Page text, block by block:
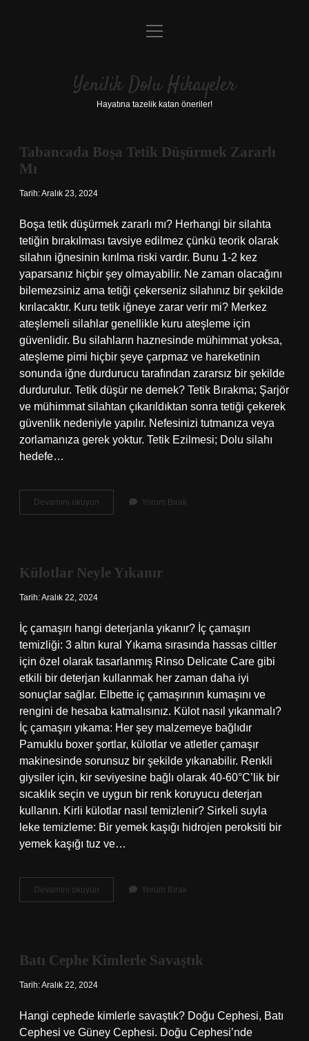
Anasayfa
Yasal Uyarı
menüyü
Yenilik Dolu Hikayeler
Hayatına tazelik katan öneriler!
Yenilik
Dolu
Hikayeler
Yazılar
Tabancada Boşa Tetik Düşürmek Zararlı
Mı
Tarih: Aralık 23, 2024
Boşa tetik düşürmek zararlı mı? Herhangi bir silahta
tetiğin bırakılması tavsiye edilmez çünkü teorik olarak
silahın iğnesinin kırılma riski vardır. Bunu 1-2 kez
yaparsanız hiçbir şey olmayabilir. Ne zaman olacağını
bilemezsiniz ama tetiği çekerseniz silahınız bir şekilde
kırılacaktır. Kuru tetik iğneye zarar verir mi? Merkez
ateşlemeli silahlar genellikle kuru ateşleme için
güvenlidir. Bu silahların haznesinde mühimmat yoksa,
ateşleme pimi hiçbir şeye çarpmaz ve hareketinin
sonunda iğne durdurucu tarafından zararsız bir şekilde
durdurulur. Tetik düşür ne demek? Tetik Bırakma; Şarjör
ve mühimmat silahtan çıkarıldıktan sonra tetiği çekerek
güvenlik nedeniyle yapılır. Nefesinizi tutmanıza veya
zorlamanıza gerek yoktur. Tetik Ezilmesi; Dolu silahı
hedefe…
Devamını okuyun Tabancada
Boşa
Yorum Bırak
Külotlar Neyle Yıkanır
Tarih: Aralık 22, 2024
İç çamaşırı hangi deterjanla yıkanır? İç çamaşırı
temizliği: 3 altın kural Yıkama sırasında hassas ciltler
için özel olarak tasarlanmış Rinso Delicate Care gibi
etkili bir deterjan kullanmak her zaman daha iyi
sonuçlar sağlar. Elbette iç çamaşırının kumaşını ve
rengini de hesaba katmalısınız. Külot nasıl yıkanmalı?
İç çamaşırı yıkama: Her şey malzemeye bağlıdır
Pamuklu boxer şortlar, külotlar ve atletler çamaşır
makinesinde sorunsuz bir şekilde yıkanabilir. Renkli
giysiler için, kir seviyesine bağlı olarak 40-60°C’lik bir
sıcaklık seçin ve uygun bir renk koruyucu deterjan
kullanın. Kirli külotlar nasıl temizlenir? Sirkeli suyla
leke temizleme: Bir yemek kaşığı hidrojen peroksiti bir
yemek kaşığı tuz ve…
Devamını okuyun
Neyle
Yorum Bırak
Batı Cephe Kimlerle Savaştık
Tarih: Aralık 22, 2024
Hangi cephede kimlerle savaştık? Doğu Cephesi, Batı
Cephesi ve Güney Cephesi. Doğu Cephesi’nde